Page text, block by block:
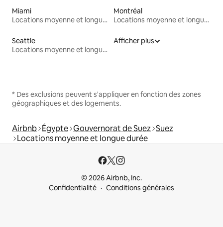
Miami
Locations moyenne et longue durée
Montréal
Locations moyenne et longue durée
Seattle
Locations moyenne et longue durée
Afficher plus
* Des exclusions peuvent s'appliquer en fonction des zones
géographiques et des logements.
Airbnb Égypte Gouvernorat de Suez Suez
Locations moyenne et longue durée
© 2026 Airbnb, Inc.
Confidentialité
Conditions générales